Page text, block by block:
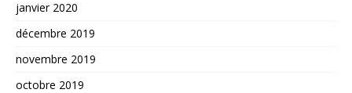
janvier 2020
décembre 2019
novembre 2019
octobre 2019